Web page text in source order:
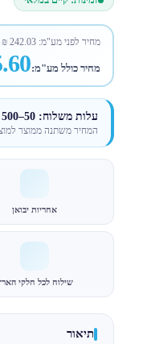
מחיר לפני מע"מ:242.03
₪
מחיר כולל מע"מ:
עלות משלוח: 50–500 ₪
המחיר משתנה ממוצר
אחריות יבואן
שילוח לכל חלקי
תיאור